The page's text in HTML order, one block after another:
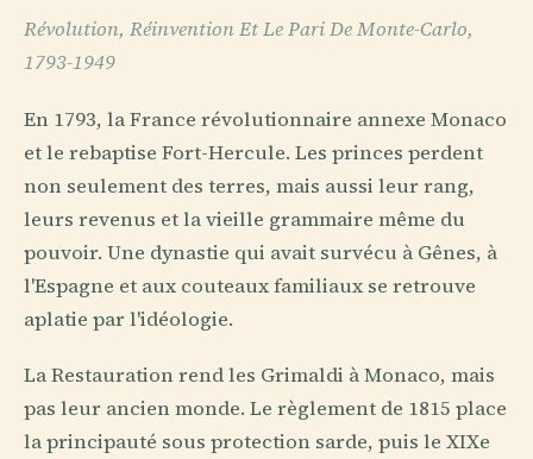
Révolution, Réinvention Et Le Pari De Monte-Carlo,
1793-1949
En 1793, la France révolutionnaire annexe Monaco
et le rebaptise Fort-Hercule. Les princes perdent
non seulement des terres, mais aussi leur rang,
leurs revenus et la vieille grammaire même du
pouvoir. Une dynastie qui avait survécu à Gênes, à
l'Espagne et aux couteaux familiaux se retrouve
aplatie par l'idéologie.
La Restauration rend les Grimaldi à Monaco, mais
pas leur ancien monde. Le règlement de 1815 place
la principauté sous protection sarde, puis le XIXe